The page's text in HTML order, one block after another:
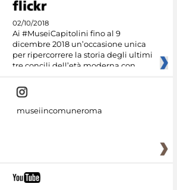
02/10/2018
Ai #MuseiCapitolini fino al 9
dicembre 2018 un’occasione unica
per ripercorrere la storia degli ultimi
tre concili dell’età moderna con
museiincomuneroma